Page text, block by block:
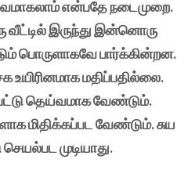
என்பதே நடைமுறை.
இருந்து இன்னொரு
பொருளாகவே பார்க்கின்றன.
உயிரினமாக மதிப்பதில்லை.
தெய்வமாக வேண்டும்.
மிதிக்கப்பட வேண்டும். சுய
முடியாது.